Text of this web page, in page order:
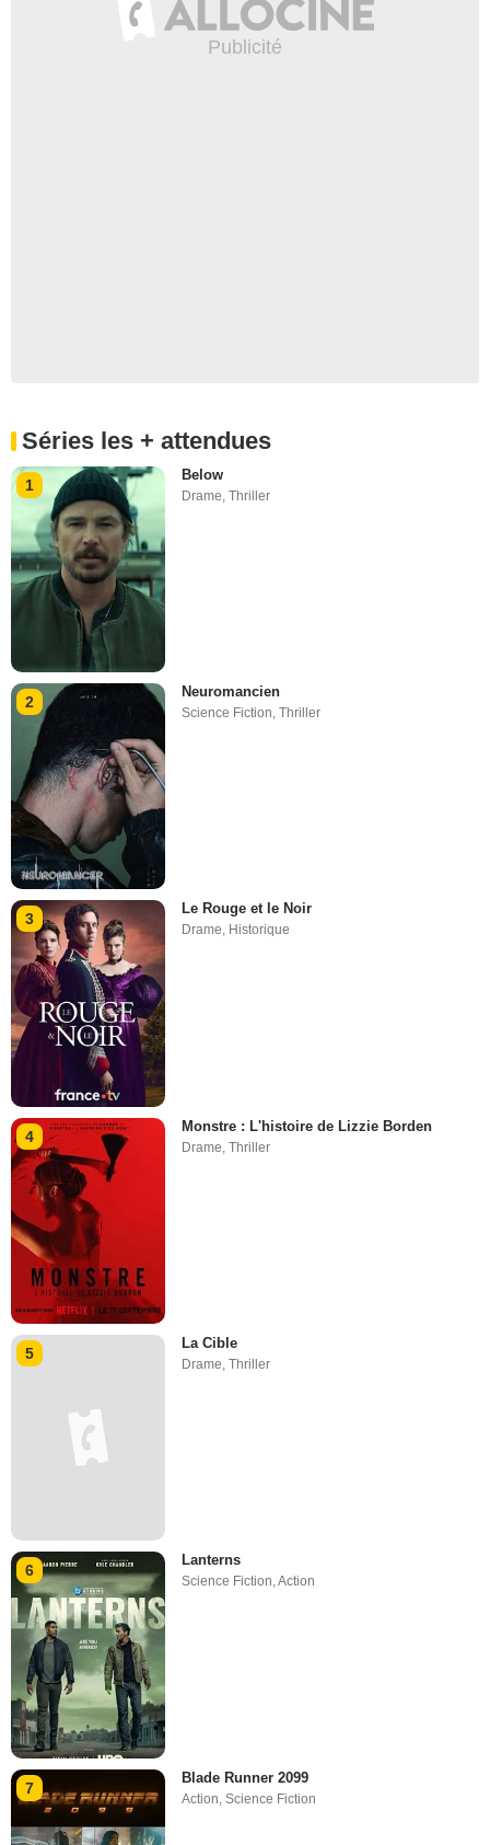
Séries les + attendues
1
Below
Drame ,Thriller
2
Neuromancien
Science Fiction,Thriller
3
Le Rouge et le Noir
Drame, Historique
4
Monstre : L'histoire de Lizzie Borden
Drame ,Thriller
5
La Cible
Drame,Thriller
6
Lanterns
Science Fiction,Action
7
Blade Runner 2099
Action ,Science Fiction